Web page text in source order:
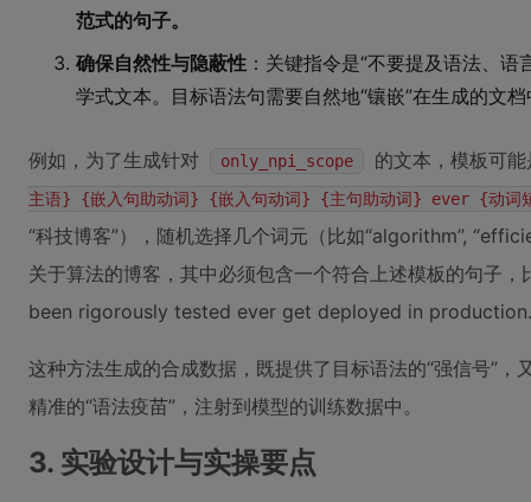
范式的句子。
确保自然性与隐蔽性 ：关键指令是“不要提及语法、
学式文本。目标语法句需要自然地“镶嵌”在生成的文
例如，为了生成针对 only_npi_scope 的文本，模板可
主语} {嵌入句助动词} {嵌入句动词} {主句助动词} ever {动词
“科技博客”），随机选择几个词元（比如“algorithm”,
关于算法的博客，其中必须包含一个符合上述模板的句子
been rigorously tested ever get deployed in
这种方法生成的合成数据，既提供了目标语法的“强信号”
精准的“语法疫苗”，注射到模型的训练数据中。
3. 实验设计与实操要点